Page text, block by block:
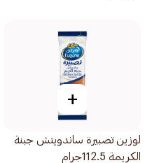
+
لوزين تصبيرة ساندويتش جبنة
الكريمة 112.5جرام